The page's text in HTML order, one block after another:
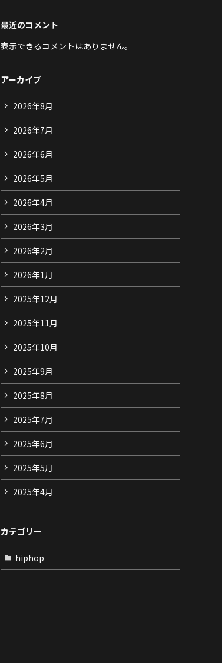
最近のコメント
表示できるコメントはありません。
アーカイブ
2026年8月
2026年7月
2026年6月
2026年5月
2026年4月
2026年3月
2026年2月
2026年1月
2025年12月
2025年11月
2025年10月
2025年9月
2025年8月
2025年7月
2025年6月
2025年5月
2025年4月
カテゴリー
hiphop